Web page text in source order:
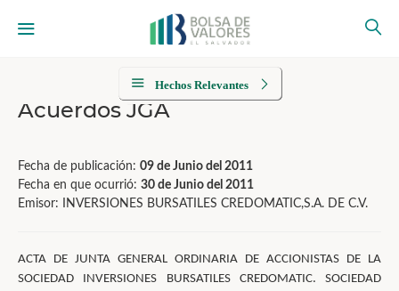
Hechos Relevantes
Acuerdos JGA
Fecha de publicación: 09 de Junio del 2011
Fecha en que ocurrió: 30 de Junio del 2011
Emisor: INVERSIONES BURSATILES CREDOMATIC,S.A. DE C.V.
ACTA DE JUNTA GENERAL ORDINARIA DE ACCIONISTAS DE LA
SOCIEDAD INVERSIONES BURSATILES CREDOMATIC. SOCIEDAD